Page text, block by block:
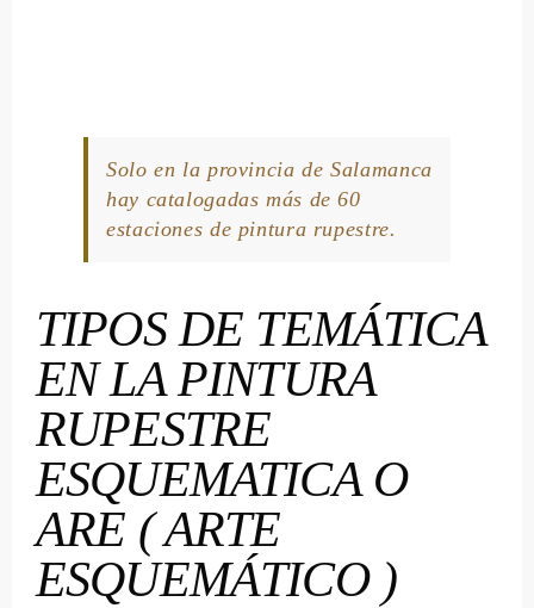
Solo en la provincia de Salamanca
hay catalogadas más de 60
estaciones de pintura rupestre.
TIPOS DE TEMÁTICA
EN LA PINTURA
RUPESTRE
ESQUEMATICA O
ARE ( ARTE
ESQUEMÁTICO )